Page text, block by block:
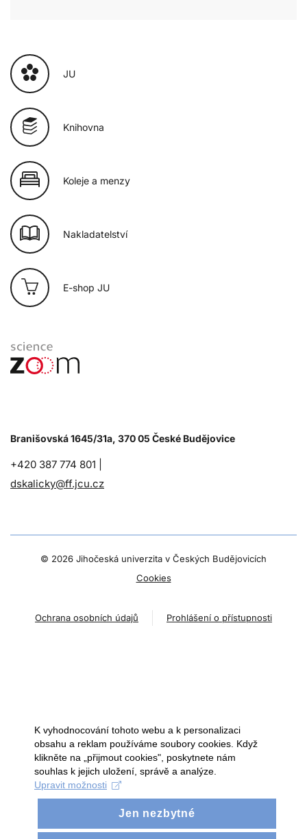
JU
Knihovna
Koleje a menzy
Nakladatelství
E-shop JU
Branišovská 1645/31a, 370 05 České Budějovice
+420 387 774 801 |
dskalicky@ff.jcu.cz
© 2026 Jihočeská univerzita v Českých Budějovicích
Cookies
Ochrana osobních údajů Prohlášení o přístupnosti
K vyhodnocování tohoto webu a k personalizaci
obsahu a reklam používáme soubory cookies. Když
klikněte na „přijmout cookies", poskytnete nám
souhlas k jejich uložení, správě a analýze.
Upravit možnosti
Jen nezbytné